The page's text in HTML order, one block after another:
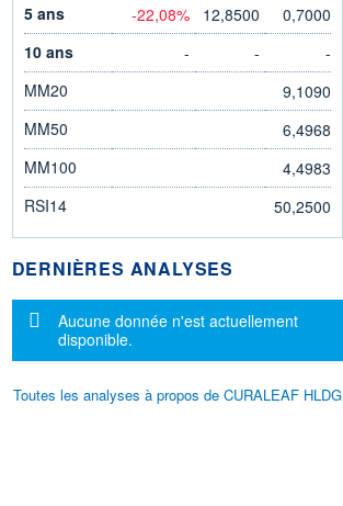
5 ans
-22,08% 12,8500
0,7000
10 ans
- -
-
MM20
9,1090
MM50
6,4968
MM100
4,4983
RSI14
50,2500
DERNIÈRES ANALYSES
Message d'information
Aucune donnée n'est actuellement
disponible.
Toutes les analyses à propos de CURALEAF HLDG